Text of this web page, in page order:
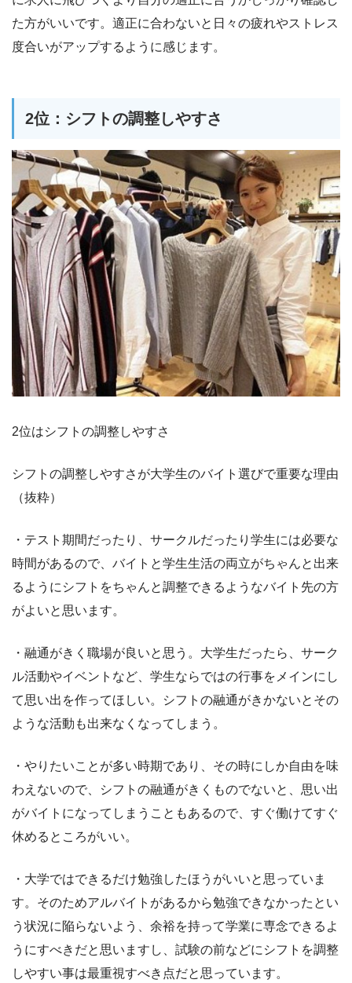
た方がいいです。適正に合わないと日々の疲れやストレス
度合いがアップするように感じます。
2位：シフトの調整しやすさ
2位はシフトの調整しやすさ
シフトの調整しやすさが大学生のバイト選びで重要な理由
（抜粋）
・テスト期間だったり、サークルだったり学生には必要な
時間があるので、バイトと学生生活の両立がちゃんと出来
るようにシフトをちゃんと調整できるようなバイト先の方
がよいと思います。
・融通がきく職場が良いと思う。大学生だったら、サーク
ル活動やイベントなど、学生ならではの行事をメインにし
て思い出を作ってほしい。シフトの融通がきかないとその
ような活動も出来なくなってしまう。
・やりたいことが多い時期であり、その時にしか自由を味
わえないので、シフトの融通がきくものでないと、思い出
がバイトになってしまうこともあるので、すぐ働けてすぐ
休めるところがいい。
・大学ではできるだけ勉強したほうがいいと思っていま
す。そのためアルバイトがあるから勉強できなかったとい
う状況に陥らないよう、余裕を持って学業に専念できるよ
うにすべきだと思いますし、試験の前などにシフトを調整
しやすい事は最重視すべき点だと思っています。